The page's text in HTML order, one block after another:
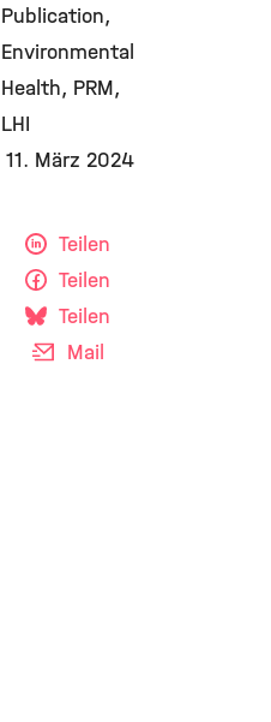
Publication
Environmental
Health PRM
LHI
11. März 2024
Teilen
Teilen
Teilen
Mail